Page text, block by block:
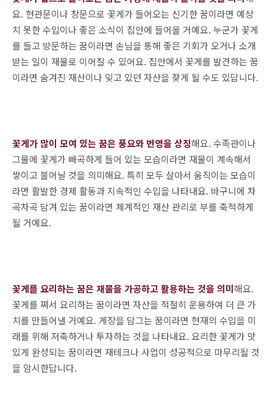
요. 현관문이나 창문으로 꽃게가 들어오는 신기한 꿈이라면 예상
치 못한 수입이나 좋은 소식이 집안에 들어올 거예요. 누군가 꽃게
를 들고 방문하는 꿈이라면 손님을 통해 좋은 기회가 오거나 소개
받는 일이 재물로 이어질 수 있어요. 집안에서 꽃게를 발견하는 꿈
이라면 숨겨진 재산이나 잊고 있던 자산을 찾게 될 수도 있답니다.
꽃게가 많이 모여 있는 꿈은 풍요와 번영을 상징해요. 수족관이나
그물에 꽃게가 빼곡하게 들어 있는 모습이라면 재물이 계속해서
쌓이고 불어날 것을 의미해요. 특히 모두 살아서 움직이는 모습이
라면 활발한 경제 활동과 지속적인 수입을 나타내요. 바구니에 차
곡차곡 담겨 있는 꿈이라면 체계적인 재산 관리로 부를 축적하게
될 거예요.
꽃게를 요리하는 꿈은 재물을 가공하고 활용하는 것을 의미해요.
꽃게를 쪄서 요리하는 꿈이라면 자산을 적절히 운용하여 더 큰 가
치를 만들어낼 거예요. 게장을 담그는 꿈이라면 현재의 수입을 미
래를 위해 저축하거나 투자하는 것을 나타내요. 요리한 꽃게가 맛
있게 완성되는 꿈이라면 재테크나 사업이 성공적으로 마무리될 것
을 암시한답니다.